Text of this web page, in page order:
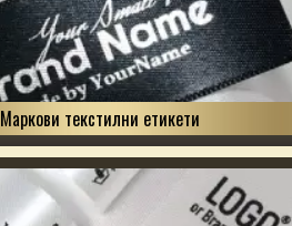
Маркови текстилни етикети